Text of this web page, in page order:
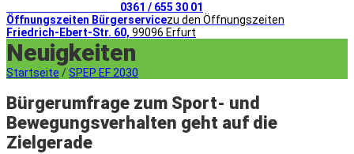
0361 / 655 30 01
Öffnungszeiten Bürgerservicezu den Öffnungszeiten
Friedrich-Ebert-Str. 60, 99096 Erfurt
Neuigkeiten
Startseite /SPEP EF 2030
Bürgerumfrage zum Sport- und
Bewegungsverhalten geht auf die
Zielgerade